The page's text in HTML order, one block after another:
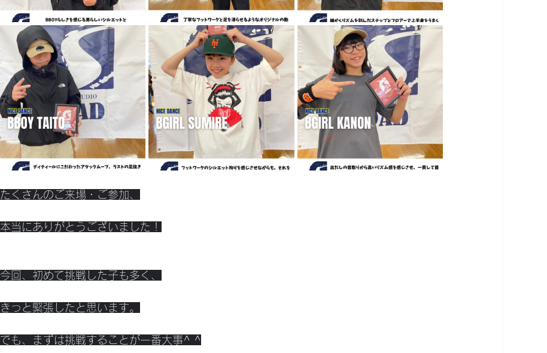
たくさんのご来場・ご参加、
本当にありがとうございました！
今回、初めて挑戦した子も多く、
きっと緊張したと思います。
でも、まずは挑戦することが一番大事^ ^